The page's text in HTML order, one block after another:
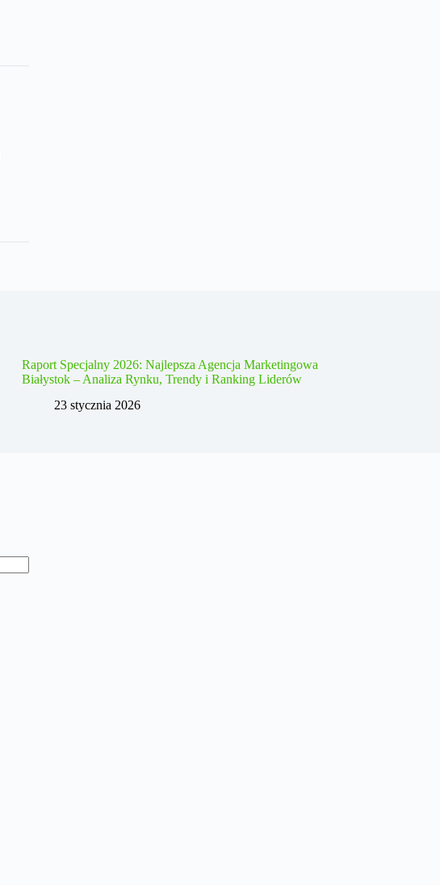
Raport Specjalny 2026: Najlepsza Agencja Marketingowa
Białystok – Analiza Rynku, Trendy i Ranking Liderów
23 stycznia 2026